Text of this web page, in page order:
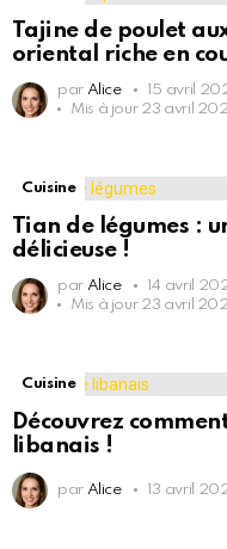
Tajine de poulet
oriental riche en
par Alice
15 avril
Mis à jour 23 avril
Cuisine
Tian de légumes :
délicieuse !
par Alice
14 avril
Mis à jour 23 avril
Cuisine
Découvrez
libanais !
par Alice 13 avril